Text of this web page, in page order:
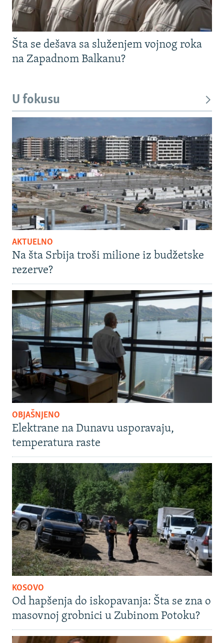
Šta se dešava sa služenjem vojnog roka
na Zapadnom Balkanu?
U fokusu
AKTUELNO
Na šta Srbija troši milione iz budžetske
rezerve?
OBJAŠNJENO
Elektrane na Dunavu usporavaju,
temperatura raste
KOSOVO
Od hapšenja do iskopavanja: Šta se zna o
masovnoj grobnici u Zubinom Potoku?